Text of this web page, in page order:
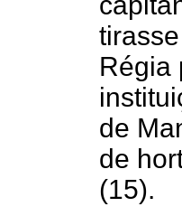
Régia
de
de
(15).